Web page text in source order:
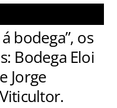
bodega”, os
Bodega Eloi
Jorge